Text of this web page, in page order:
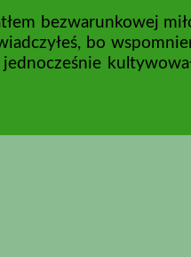
bezwarunkowej
bo